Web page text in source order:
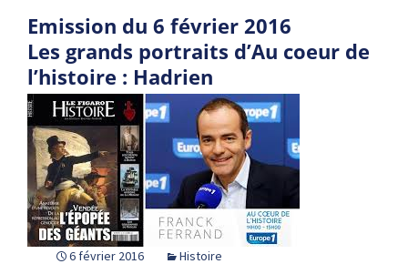
Emission du 6 février 2016
Les grands portraits d’Au coeur de
l’histoire : Hadrien
6 février 2016 Histoire